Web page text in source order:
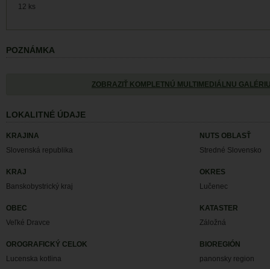
12 ks
POZNÁMKA
ZOBRAZIŤ KOMPLETNÚ MULTIMEDIÁLNU
LOKALITNÉ ÚDAJE
KRAJINA
Slovenská republika
NUTS OBLASŤ
Stredné Slovensko
KRAJ
Banskobystrický kraj
OKRES
Lučenec
OBEC
Veľké Dravce
KATASTER
Záložná
OROGRAFICKÝ CELOK
Lucenska kotlina
BIOREGIÓN
panonsky region